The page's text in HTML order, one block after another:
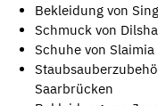
Bekleidung von
Schmuck von
Schuhe von
Saarbrücken